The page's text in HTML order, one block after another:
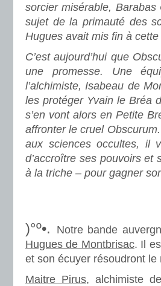
sorcier misérable, Barabas
sujet de la primauté des
Hugues avait mis fin à
C’est aujourd’hui que
une promesse. Une
l’alchimiste, Isabeau de
les protéger Yvain le Bréa
s’en vont alors en Petite
affronter le cruel
aux sciences occultes, il
d’accroître ses pouvoirs
à la triche – pour gagner
)°º•.
Notre bande
Hugues de Montbrisac. Il
et son écuyer résoudront
Maitre Pirus, alchimiste